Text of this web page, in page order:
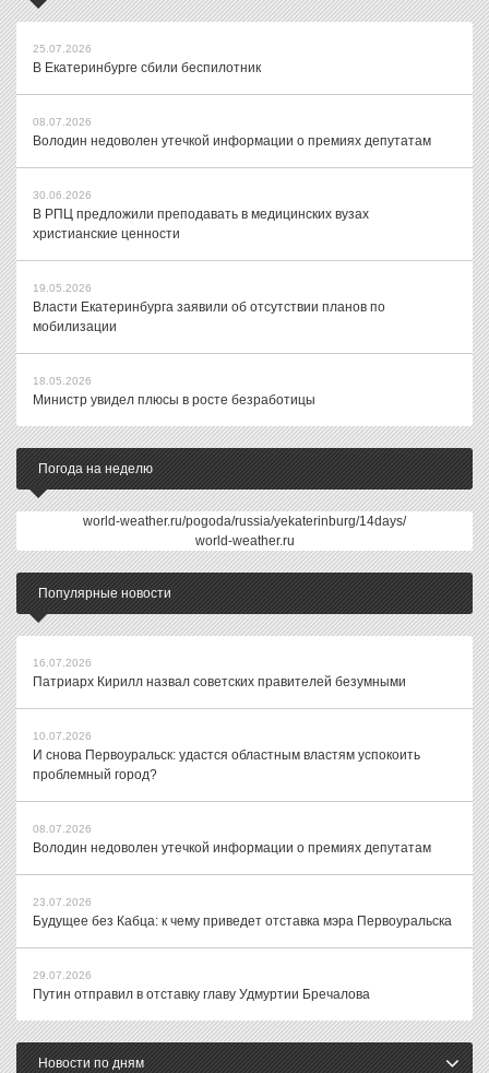
25.07.2026
В Екатеринбурге сбили беспилотник
08.07.2026
Володин недоволен утечкой информации о премиях депутатам
30.06.2026
В РПЦ предложили преподавать в медицинских вузах
христианские ценности
19.05.2026
Власти Екатеринбурга заявили об отсутствии планов по
мобилизации
18.05.2026
Министр увидел плюсы в росте безработицы
Погода на неделю
world-weather.ru/pogoda/russia/yekaterinburg/14days/
world-weather.ru
Популярные новости
16.07.2026
Патриарх Кирилл назвал советских правителей безумными
10.07.2026
И снова Первоуральск: удастся областным властям успокоить
проблемный город?
08.07.2026
Володин недоволен утечкой информации о премиях депутатам
23.07.2026
Будущее без Кабца: к чему приведет отставка мэра Первоуральска
29.07.2026
Путин отправил в отставку главу Удмуртии Бречалова
Новости по дням